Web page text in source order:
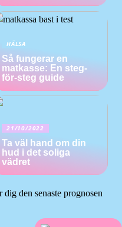
HÄLSA
Så fungerar en
matkasse: En steg-
för-steg guide
21/10/2022
Ta väl hand om din
hud i det soliga
vädret
den senaste prognosen